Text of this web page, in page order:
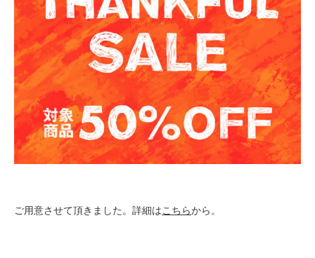
ご用意させて頂きました。詳細はこちらから。